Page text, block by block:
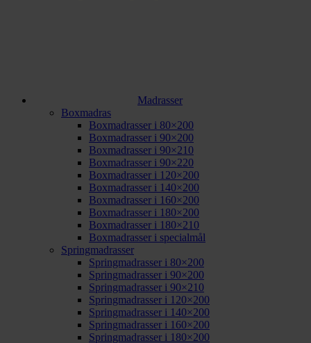
Madrasser
Boxmadras
Boxmadrasser i 80×200
Boxmadrasser i 90×200
Boxmadrasser i 90×210
Boxmadrasser i 90×220
Boxmadrasser i 120×200
Boxmadrasser i 140×200
Boxmadrasser i 160×200
Boxmadrasser i 180×200
Boxmadrasser i 180×210
Boxmadrasser i specialmål
Springmadrasser
Springmadrasser i 80×200
Springmadrasser i 90×200
Springmadrasser i 90×210
Springmadrasser i 120×200
Springmadrasser i 140×200
Springmadrasser i 160×200
Springmadrasser i 180×200